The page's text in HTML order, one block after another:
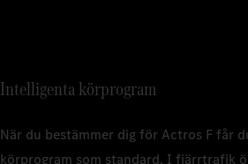
Intelligenta körprogram
När du bestämmer dig för Actros F får
körprogram som standard. I fjärrtrafik